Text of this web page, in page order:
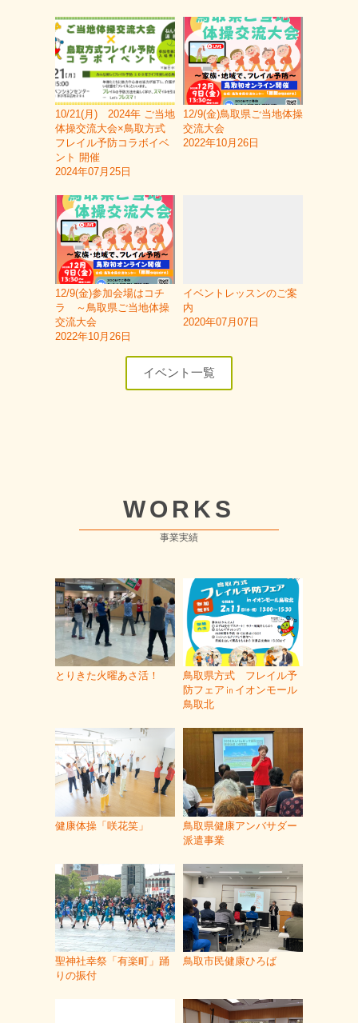
10/21(月) 2024年 ご当地
体操交流大会×鳥取方式
フレイル予防コラボイベ
ント 開催
2024年07月25日
12/9(金)鳥取県ご当地体操
交流大会
2022年10月26日
12/9(金)参加会場はコチ
ラ ～鳥取県ご当地体操
交流大会
2022年10月26日
イベントレッスンのご案
内
2020年07月07日
イベント一覧
WORKS
事業実績
とりきた火曜あさ活！
鳥取県方式 フレイル予
防フェア㏌イオンモール
鳥取北
健康体操「咲花笑」
鳥取県健康アンバサダー
派遣事業
聖神社幸祭「有楽町」踊
りの振付
鳥取市民健康ひろば